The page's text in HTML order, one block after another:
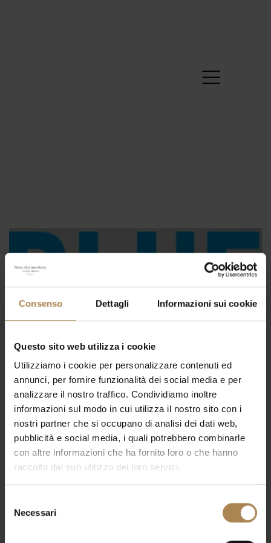
Consenso Dettagli Informazioni sui cookie
Questo sito web utilizza i cookie
Utilizziamo i cookie per personalizzare contenuti ed
annunci, per fornire funzionalità dei social media e per
analizzare il nostro traffico. Condividiamo inoltre
informazioni sul modo in cui utilizza il nostro sito con i
nostri partner che si occupano di analisi dei dati web,
pubblicità e social media, i quali potrebbero combinarle
con altre informazioni che ha fornito loro o che hanno
raccolto dal suo utilizzo dei loro servizi.
delNecessari